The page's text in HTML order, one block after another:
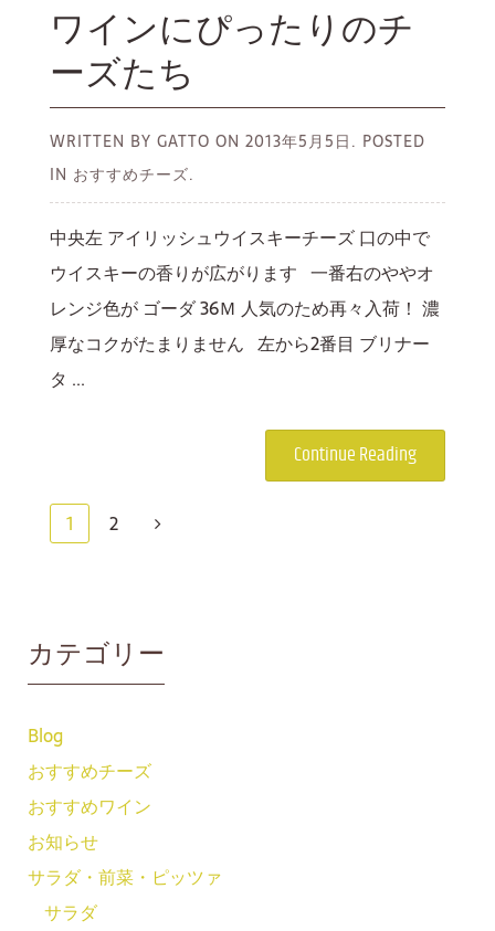
ワインにぴったりのチ
ーズたち
WRITTEN BY GATTO ON 2013年5月5日. POSTED
IN おすすめチーズ.
中央左 アイリッシュウイスキーチーズ 口の中で
ウイスキーの香りが広がります 一番右のややオ
レンジ色が ゴーダ 36Ｍ 人気のため再々入荷！ 濃
厚なコクがたまりません 左から2番目 ブリナー
タ ...
Continue Reading
1 2
カテゴリー
Blog
おすすめチーズ
おすすめワイン
お知らせ
サラダ・前菜・ピッツァ
サラダ